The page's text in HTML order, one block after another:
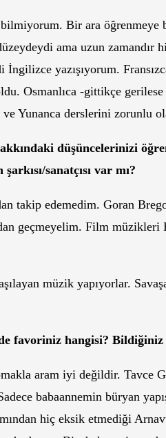
Bir ara öğrenmeye
ama uzun zamandır
İngilizce yazışıyorum.
Osmanlıca -gittikçe
ve Yunanca derslerini zorunlu
düşüncelerinizi
sanatçısı var mı?
takip edemedim. Goran
geçmeyelim. Film
müzik yapıyorlar.
favoriniz hangisi? Bildiğiniz
aram iyi değildir. Tavce
babaannemin büryan
hiç eksik etmediği